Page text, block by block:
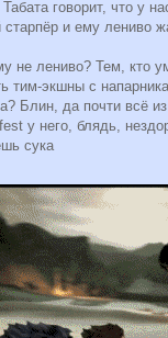
говорит, что у
и ему лениво
не лениво? Тем, кто
тим-экшны с
Блин, да почти всё
у него, блядь,
сука